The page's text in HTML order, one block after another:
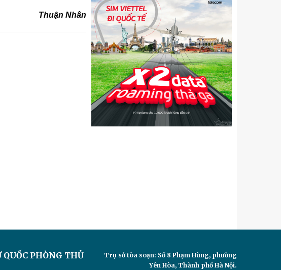
Thuận Nhân
QUỐC PHÒNG THỦ
Trụ sở tòa soạn: Số 8 Phạm Hùng, phường
Yên Hòa, Thành phố Hà Nội.